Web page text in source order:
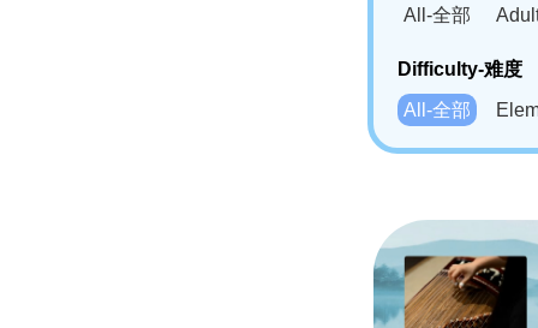
Swahili(SW)-
All-全部
Difficulty-难度
All-全部